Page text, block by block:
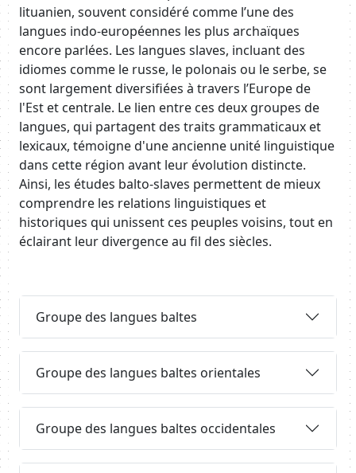
lituanien, souvent considéré comme l’une des
langues indo-européennes les plus archaïques
encore parlées. Les langues slaves, incluant des
idiomes comme le russe, le polonais ou le serbe, se
sont largement diversifiées à travers l’Europe de
l'Est et centrale. Le lien entre ces deux groupes de
langues, qui partagent des traits grammaticaux et
lexicaux, témoigne d'une ancienne unité linguistique
dans cette région avant leur évolution distincte.
Ainsi, les études balto-slaves permettent de mieux
comprendre les relations linguistiques et
historiques qui unissent ces peuples voisins, tout en
éclairant leur divergence au fil des siècles.
Groupe des langues baltes
Groupe des langues baltes orientales
Groupe des langues baltes occidentales